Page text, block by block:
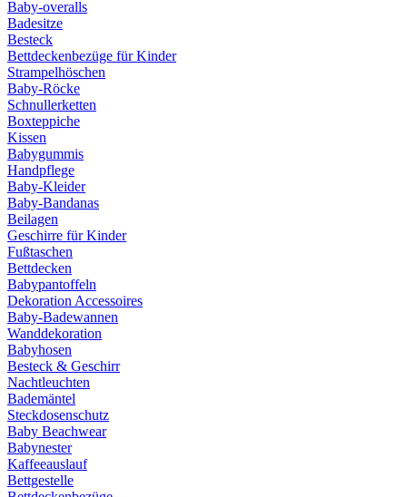
Baby-overalls
Badesitze
Besteck
Bettdeckenbezüge für Kinder
Strampelhöschen
Baby-Röcke
Schnullerketten
Boxteppiche
Kissen
Babygummis
Handpflege
Baby-Kleider
Baby-Bandanas
Beilagen
Geschirre für Kinder
Fußtaschen
Bettdecken
Babypantoffeln
Dekoration Accessoires
Baby-Badewannen
Wanddekoration
Babyhosen
Besteck & Geschirr
Nachtleuchten
Bademäntel
Steckdosenschutz
Baby Beachwear
Babynester
Kaffeeauslauf
Bettgestelle